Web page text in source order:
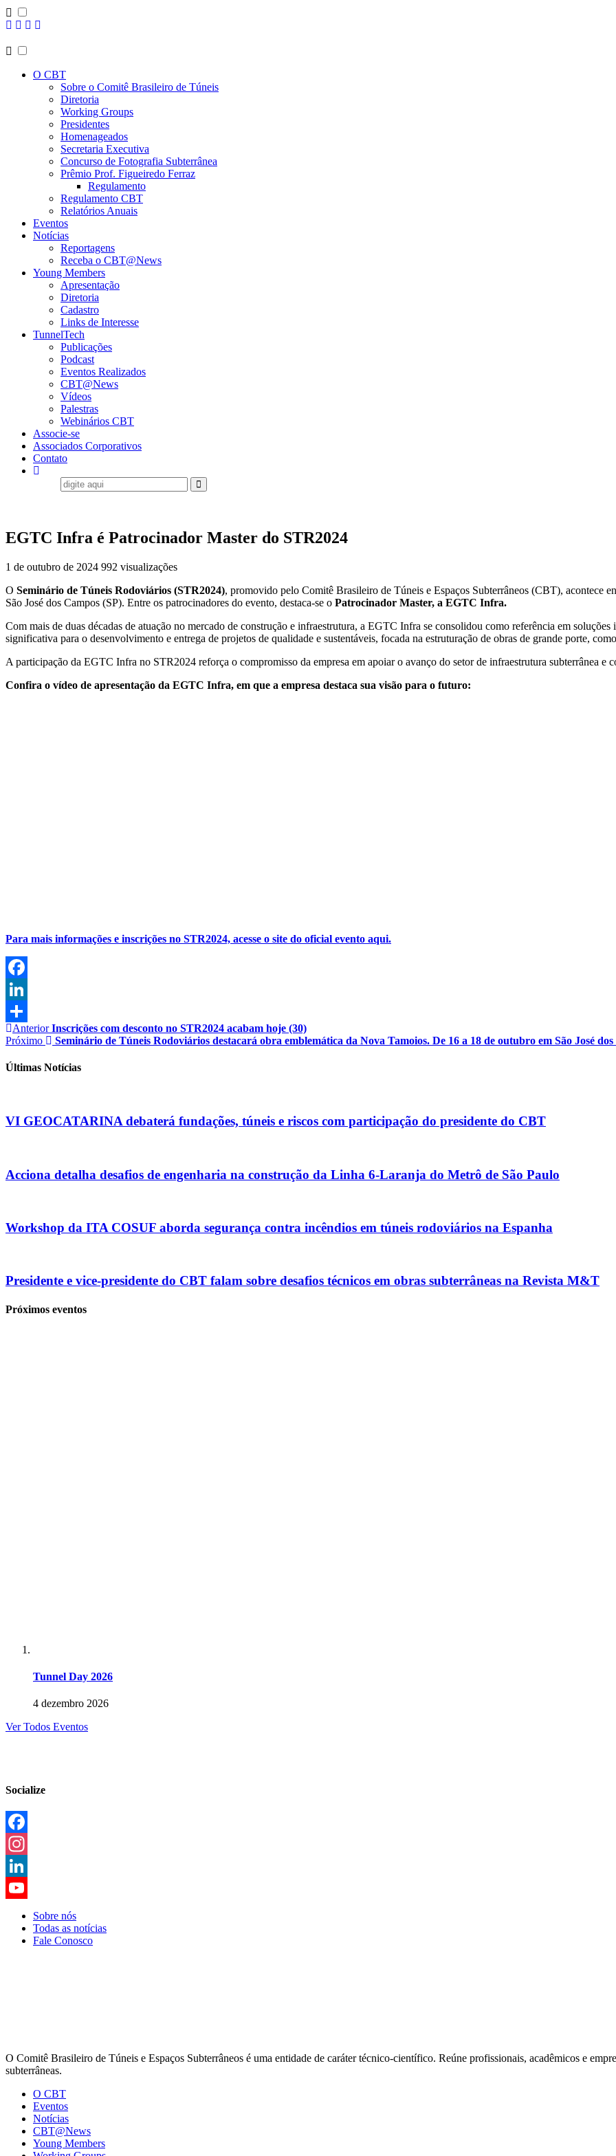
O CBT
Sobre o Comitê Brasileiro de Túneis
Diretoria
Working Groups
Presidentes
Homenageados
Secretaria Executiva
Concurso de Fotografia Subterrânea
Prêmio Prof. Figueiredo Ferraz
Regulamento
Regulamento CBT
Relatórios Anuais
Eventos
Notícias
Reportagens
Receba o CBT@News
Young Members
Apresentação
Diretoria
Cadastro
Links de Interesse
TunnelTech
Publicações
Podcast
Eventos Realizados
CBT@News
Vídeos
Palestras
Webinários CBT
Associe-se
Associados Corporativos
Contato
EGTC Infra é Patrocinador Master do STR2024
1 de outubro de 2024 992 visualizações
O Seminário de Túneis Rodoviários (STR2024), promovido pelo Comitê Brasileiro de Túneis e Espaços Subterrâneos (CBT), acontece
São José dos Campos (SP). Entre os patrocinadores do evento, destaca-se o Patrocinador Master, a EGTC Infra.
Com mais de duas décadas de atuação no mercado de construção e infraestrutura, a EGTC Infra se consolidou como referência em
significativa para o desenvolvimento e entrega de projetos de qualidade e sustentáveis, focada na estruturação de obras de grande porte,
A participação da EGTC Infra no STR2024 reforça o compromisso da empresa em apoiar o avanço do setor de infraestrutura subterrânea e
Confira o vídeo de apresentação da EGTC Infra, em que a empresa destaca sua visão para o futuro:
Para mais informações e inscrições no STR2024, acesse o site do oficial evento aqui.
Facebook
LinkedIn
Share
AnteriorInscrições com desconto no STR2024 acabam hoje (30)
Próximo
Seminário de Túneis Rodoviários destacará obra emblemática da Nova Tamoios. De 16 a 18 de outubro em São José dos
Últimas Notícias
VI GEOCATARINA debaterá fundações, túneis e riscos com participação do presidente do CBT
Acciona detalha desafios de engenharia na construção da Linha 6-Laranja do Metrô de São Paulo
Workshop da ITA COSUF aborda segurança contra incêndios em túneis rodoviários na Espanha
Presidente e vice-presidente do CBT falam sobre desafios técnicos em obras subterrâneas na Revista M&T
Próximos eventos
Tunnel Day 2026
4 dezembro 2026
Ver Todos Eventos
Socialize
Facebook
Instagram
LinkedIn
YouTube
Channel
Sobre nós
Todas as notícias
Fale Conosco
O Comitê Brasileiro de Túneis e Espaços Subterrâneos é uma entidade de caráter técnico-científico. Reúne profissionais, acadêmicos e
subterrâneas.
O CBT
Eventos
Notícias
CBT@News
Young Members